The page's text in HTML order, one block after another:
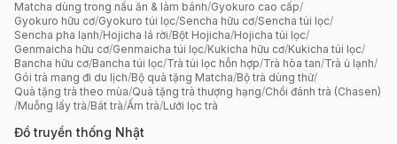
Matcha dùng trong nấu ăn & làm bánh/Gyokuro cao cấp/
Gyokuro hữu cơ/Gyokuro túi lọc/Sencha hữu cơ/Sencha túi lọc/
Sencha pha lạnh/Hojicha lá rời/Bột Hojicha/Hojicha túi lọc/
Genmaicha hữu cơ/Genmaicha túi lọc/Kukicha hữu cơ/Kukicha túi lọc/
Bancha hữu cơ/Bancha túi lọc/Trà túi lọc hỗn hợp/Trà hòa tan/Trà ủ lạnh/
Gói trà mang đi du lịch/Bộ quà tặng Matcha/Bộ trà dùng thử/
Quà tặng trà theo mùa/Quà tặng trà thượng hạng/Chổi đánh trà (Chasen)
/Muỗng lấy trà/Bát trà/Ấm trà/Lưới lọc trà
Đồ truyền thống Nhật